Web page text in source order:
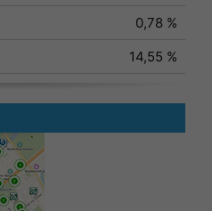
0,78 %
14,55 %